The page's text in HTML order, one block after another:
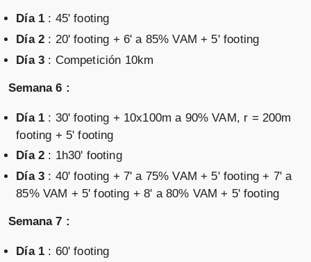
Día 1 : 45' footing
Día 2 : 20' footing + 6' a 85% VAM + 5' footing
Día 3 : Competición 10km
Semana 6 :
Día 1 : 30' footing + 10x100m a 90% VAM, r = 200m
footing + 5' footing
Día 2 : 1h30' footing
Día 3 : 40' footing + 7' a 75% VAM + 5' footing + 7' a
85% VAM + 5' footing + 8' a 80% VAM + 5' footing
Semana 7 :
Día 1 : 60' footing